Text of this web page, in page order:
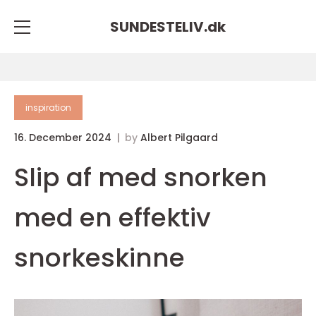
SUNDESTELIV.dk
inspiration
16. December 2024 by Albert Pilgaard
Slip af med snorken
med en effektiv
snorkeskinne